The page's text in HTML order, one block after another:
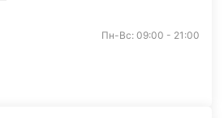
Пн-Вс: 09:00 - 21:00